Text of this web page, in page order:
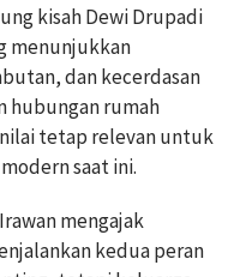
kisah Dewi Drupadi
menunjukkan
dan kecerdasan
hubungan rumah
tetap relevan untuk
saat ini.
mengajak
kedua peran